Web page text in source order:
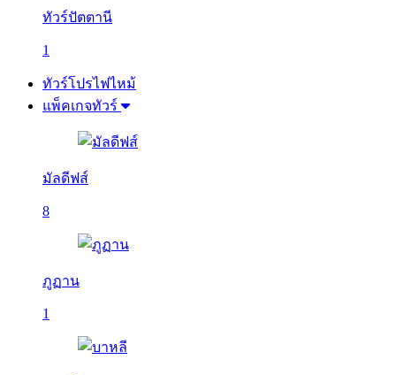
ทัวร์ปัตตานี
1
ทัวร์โปรไฟไหม้
แพ็คเกจทัวร์
มัลดีฟส์
8
ภูฏาน
1